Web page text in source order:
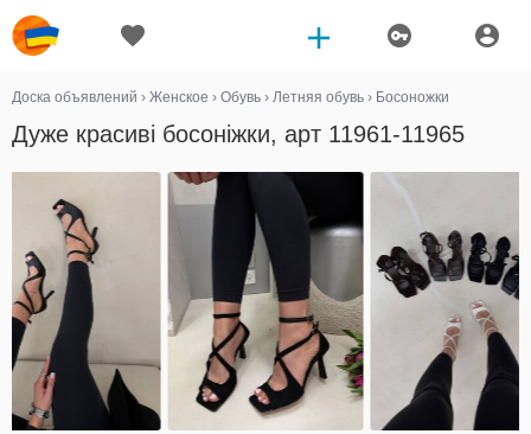
Доска объявлений › Женское › Обувь › Летняя обувь › Босоножки
Дуже красиві босоніжки, арт 11961-11965